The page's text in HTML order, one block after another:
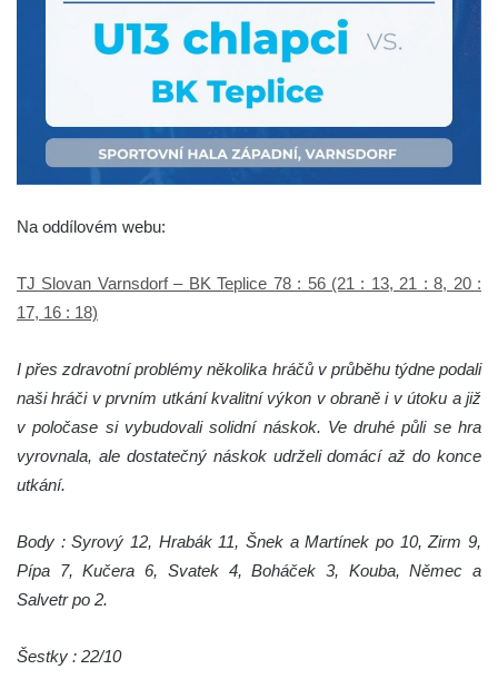
Na oddílovém webu:
TJ Slovan Varnsdorf – BK Teplice 78 : 56 (21 : 13, 21 : 8, 20 :
17, 16 : 18)
I přes zdravotní problémy několika hráčů v průběhu týdne podali
naši hráči v prvním utkání kvalitní výkon v obraně i v útoku a již
v poločase si vybudovali solidní náskok. Ve druhé půli se hra
vyrovnala, ale dostatečný náskok udrželi domácí až do konce
utkání.
Body : Syrový 12, Hrabák 11, Šnek a Martínek po 10, Zirm 9,
Pípa 7, Kučera 6, Svatek 4, Boháček 3, Kouba, Němec a
Salvetr po 2.
Šestky : 22/10